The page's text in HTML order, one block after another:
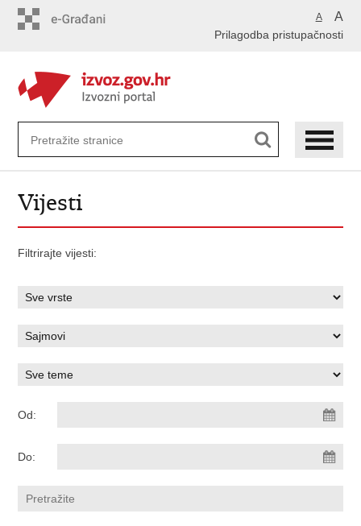
A A
Prilagodba pristupačnosti
Vijesti
Filtrirajte vijesti:
Od:
Do: